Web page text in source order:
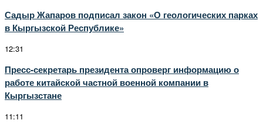
Садыр Жапаров подписал закон «О геологических парках
в Кыргызской Республике»
12:31
Пресс-секретарь президента опроверг информацию о
работе китайской частной военной компании в
Кыргызстане
11:11